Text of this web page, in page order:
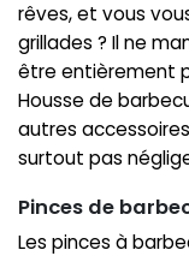
rêves, et vous
grillades ? Il ne
être entièrement
Housse de
autres
surtout pas
Pinces de
Les pinces à